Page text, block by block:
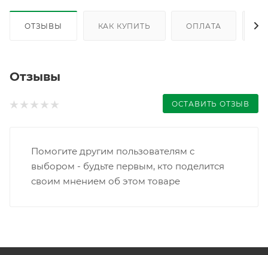
ОТЗЫВЫ КАК КУПИТЬ ОПЛАТА
Отзывы
ОСТАВИТЬ ОТЗЫВ
Помогите другим пользователям с
выбором - будьте первым, кто поделится
своим мнением об этом товаре